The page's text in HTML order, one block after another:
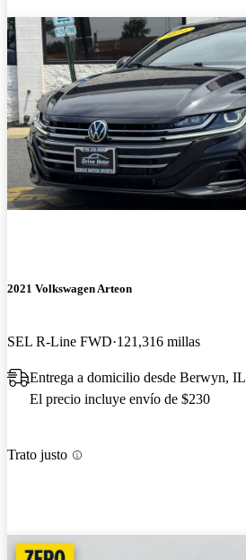
2021 Volkswagen Arteon
SEL R-Line FWD 121,316 millas
Entrega a domicilio desde Berwyn, IL
El precio incluye envío de $230
Trato justo